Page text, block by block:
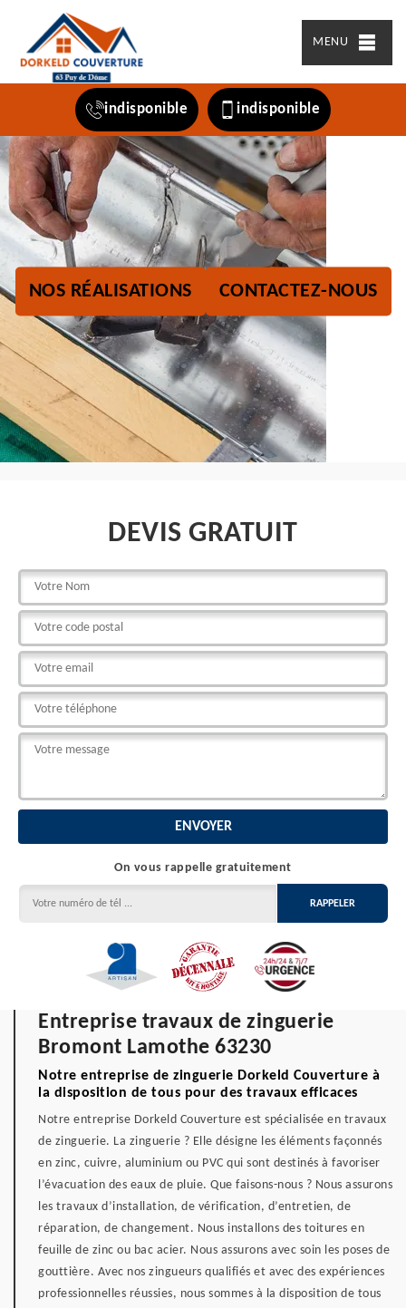
MENU
indisponible indisponible
NOS RÉALISATIONS CONTACTEZ-NOUS
DEVIS GRATUIT
On vous rappelle gratuitement
Entreprise travaux de zinguerie
Bromont Lamothe 63230
Notre entreprise de zinguerie Dorkeld Couverture à
la disposition de tous pour des travaux efficaces
Notre entreprise Dorkeld Couverture est spécialisée en travaux
de zinguerie. La zinguerie ? Elle désigne les éléments façonnés
en zinc, cuivre, aluminium ou PVC qui sont destinés à favoriser
l’évacuation des eaux de pluie. Que faisons-nous ? Nous assurons
les travaux d’installation, de vérification, d’entretien, de
réparation, de changement. Nous installons des toitures en
feuille de zinc ou bac acier. Nous assurons avec soin les poses de
gouttière. Avec nos zingueurs qualifiés et avec des expériences
professionnelles réussies, nous sommes à la disposition de tous